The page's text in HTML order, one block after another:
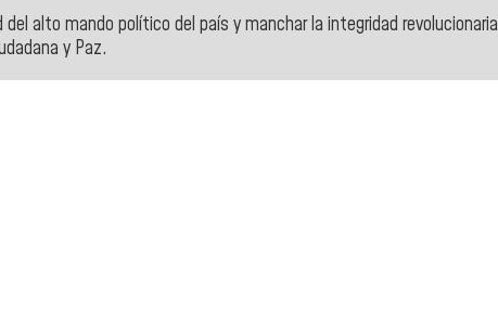
alto mando político del país y manchar la integridad revolucionaria
y Paz.